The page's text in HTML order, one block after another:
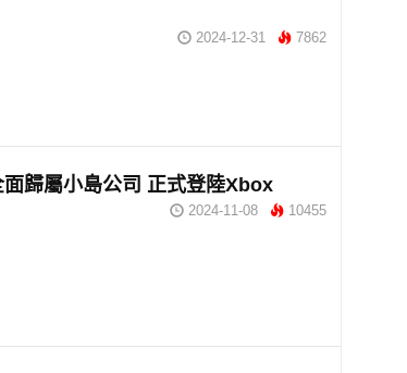
2024-12-31 7862
面歸屬小島公司 正式登陸Xbox
2024-11-08 10455